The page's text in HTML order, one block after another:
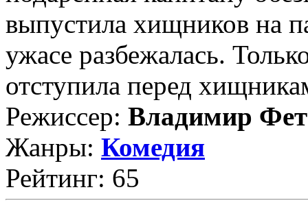
выпустила хищников на
ужасе разбежалась.
отступила перед
Режиссер: Владимир
Жанры: Комедия
Рейтинг: 65